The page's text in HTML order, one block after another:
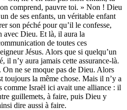
comprend, pauvre toi. » Non ! Dieu
de ses enfants, un véritable enfant
son péché pour qu’il le confesse,
avec Dieu. Et là, il aura la
de toutes ces
Jésus. Alors que si quelqu’un
il n’y aura jamais cette assurance-là.
ne se moque pas de Dieu. Alors
toujours la même chose. Mais il n’y a
comme Israël ici avait une alliance : il
guillemets, à faire, puis Dieu y
dire aussi à faire.